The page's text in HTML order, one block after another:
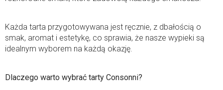
Każda tarta przygotowywana jest ręcznie, z dbałością o
smak, aromat i estetykę, co sprawia, że nasze wypieki są
idealnym wyborem na każdą okazję.
Dlaczego warto wybrać tarty Consonni?